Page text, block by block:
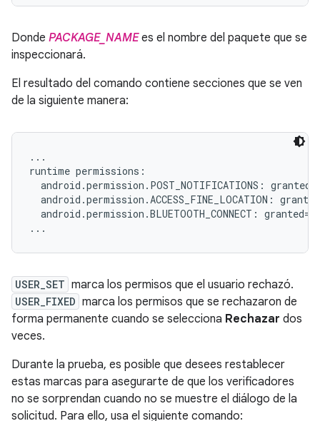
Donde PACKAGE_NAMEes el nombre del paquete que se
inspeccionará.
El resultado del comando contiene secciones que se ven
de la siguiente manera:
...
runtime permissions:
android.permission.POST_NOTIFICATIONS:
android.permission.ACCESS_FINE_LOCATION:
android.permission.BLUETOOTH_CONNECT:
USER_SET marca los permisos que el usuario rechazó.
USER_FIXED marca los permisos que se rechazaron de
forma permanente cuando se selecciona Rechazar dos
veces.
Durante la prueba, es posible que desees restablecer
estas marcas para asegurarte de que los verificadores
no se sorprendan cuando no se muestre el diálogo de la
solicitud. Para ello, usa el siguiente comando: